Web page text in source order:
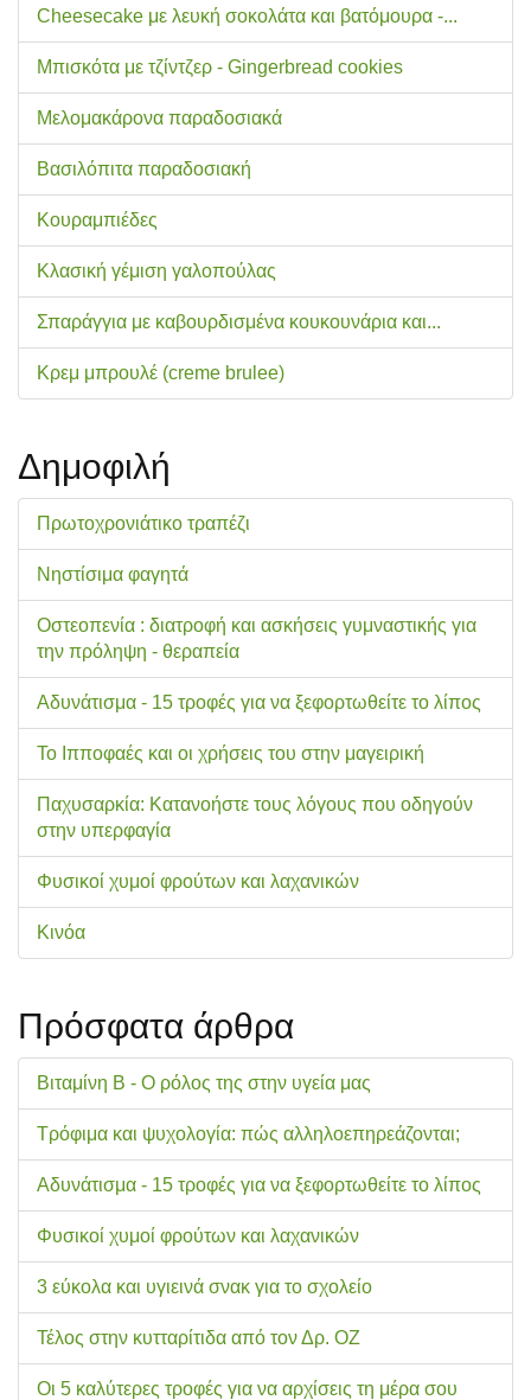
Cheesecake με λευκή σοκολάτα και βατόμουρα -...
Μπισκότα με τζίντζερ - Gingerbread cookies
Μελομακάρονα παραδοσιακά
Βασιλόπιτα παραδοσιακή
Κουραμπιέδες
Κλασική γέμιση γαλοπούλας
Σπαράγγια με καβουρδισμένα κουκουνάρια και...
Κρεμ μπρουλέ (creme brulee)
Δημοφιλή
Πρωτοχρονιάτικο τραπέζι
Νηστίσιμα φαγητά
Οστεοπενία : διατροφή και ασκήσεις γυμναστικής για
την πρόληψη - θεραπεία
Αδυνάτισμα - 15 τροφές για να ξεφορτωθείτε το λίπος
Το Ιπποφαές και οι χρήσεις του στην μαγειρική
Παχυσαρκία: Κατανοήστε τους λόγους που οδηγούν
στην υπερφαγία
Φυσικοί χυμοί φρούτων και λαχανικών
Κινόα
Πρόσφατα άρθρα
Βιταμίνη Β - Ο ρόλος της στην υγεία μας
Τρόφιμα και ψυχολογία: πώς αλληλοεπηρεάζονται;
Αδυνάτισμα - 15 τροφές για να ξεφορτωθείτε το λίπος
Φυσικοί χυμοί φρούτων και λαχανικών
3 εύκολα και υγιεινά σνακ για το σχολείo
Τέλος στην κυτταρίτιδα από τον Δρ. ΟΖ
Οι 5 καλύτερες τροφές για να αρχίσεις τη μέρα σου